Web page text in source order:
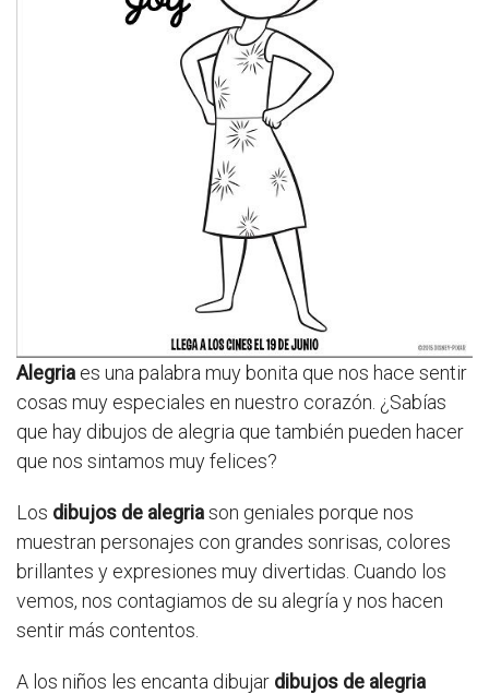
Alegria es una palabra muy bonita que nos hace sentir
cosas muy especiales en nuestro corazón. ¿Sabías
que hay dibujos de alegria que también pueden hacer
que nos sintamos muy felices?
Los dibujos de alegriason geniales porque nos
muestran personajes con grandes sonrisas, colores
brillantes y expresiones muy divertidas. Cuando los
vemos, nos contagiamos de su alegría y nos hacen
sentir más contentos.
A los niños les encanta dibujar dibujos de alegria